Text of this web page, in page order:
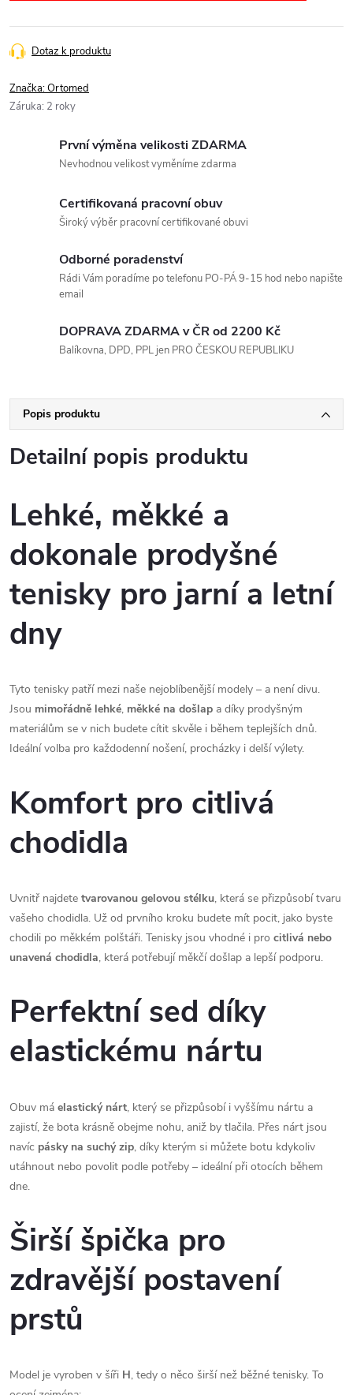
Dotaz k produktu
Značka:Ortomed
Záruka: 2 roky
První výměna velikosti ZDARMA
Nevhodnou velikost vyměníme zdarma
Certifikovaná pracovní obuv
Široký výběr pracovní certifikované obuvi
Odborné poradenství
Rádi Vám poradíme po telefonu PO-PÁ 9-15 hod nebo napište
email
DOPRAVA ZDARMA v ČR od 2200 Kč
Balíkovna, DPD, PPL jen PRO ČESKOU REPUBLIKU
Popis produktu
Detailní popis produktu
Lehké, měkké a
dokonale prodyšné
tenisky pro jarní a letní
dny
Tyto tenisky patří mezi naše nejoblíbenější modely – a není divu.
Jsou mimořádně lehké, měkké na došlap a díky prodyšným
materiálům se v nich budete cítit skvěle i během teplejších dnů.
Ideální volba pro každodenní nošení, procházky i delší výlety.
Komfort pro citlivá
chodidla
Uvnitř najdete tvarovanou gelovou stélku, která se přizpůsobí tvaru
vašeho chodidla. Už od prvního kroku budete mít pocit, jako byste
chodili po měkkém polštáři. Tenisky jsou vhodné i pro citlivá nebo
unavená chodidla, která potřebují měkčí došlap a lepší podporu.
Perfektní sed díky
elastickému nártu
Obuv má elastický nárt, který se přizpůsobí i vyššímu nártu a
zajistí, že bota krásně obejme nohu, aniž by tlačila. Přes nárt jsou
navíc pásky na suchý zip, díky kterým si můžete botu kdykoliv
utáhnout nebo povolit podle potřeby – ideální při otocích během
dne.
Širší špička pro
zdravější postavení
prstů
Model je vyroben v šíři H, tedy o něco širší než běžné tenisky. To